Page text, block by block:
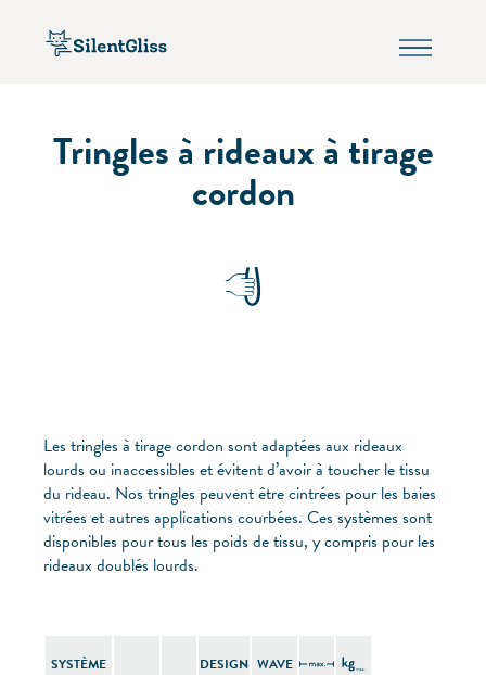
Tringles à rideaux à tirage
cordon
Les tringles à tirage cordon sont adaptées aux rideaux
lourds ou inaccessibles et évitent d’avoir à toucher le tissu
du rideau. Nos tringles peuvent être cintrées pour les baies
vitrées et autres applications courbées. Ces systèmes sont
disponibles pour tous les poids de tissu, y compris pour les
rideaux doublés lourds.
SYSTÈME DESIGN WAVE